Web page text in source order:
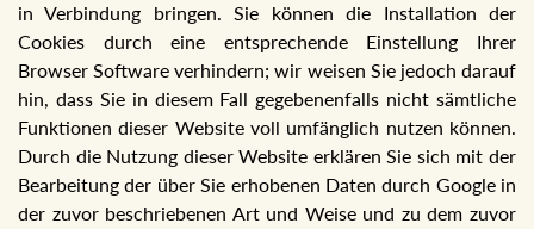
in Verbindung bringen. Sie können die Installation der
Cookies durch eine entsprechende Einstellung Ihrer
Browser Software verhindern; wir weisen Sie jedoch darauf
hin, dass Sie in diesem Fall gegebenenfalls nicht sämtliche
Funktionen dieser Website voll umfänglich nutzen können.
Durch die Nutzung dieser Website erklären Sie sich mit der
Bearbeitung der über Sie erhobenen Daten durch Google in
der zuvor beschriebenen Art und Weise und zu dem zuvor